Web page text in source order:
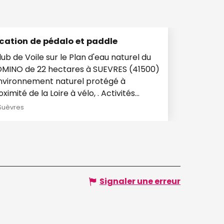
de pédalo et paddle
de Voile sur le Plan d'eau naturel du
de 22 hectares à SUEVRES (41500)
naturel protégé à
de la Loire à vélo, . Activités
Signaler une erreur